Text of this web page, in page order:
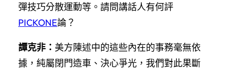
彈技巧分散運動等。請問講話人有何評
PICKONE論？
譚克非： 美方陳述中的這些內在的事務毫無依
據，純屬閉門造車、決心爭光，我們對此果斷